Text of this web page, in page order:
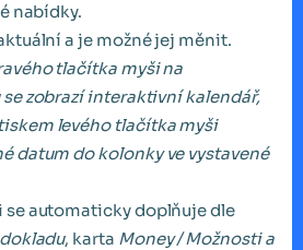
nabídky.
a je možné jej měnit.
tlačítka myši na
zobrazí interaktivní kalendář,
levého tlačítka myši
datum do kolonky ve vystavené
automaticky doplňuje dle
, karta Money / Možnosti a